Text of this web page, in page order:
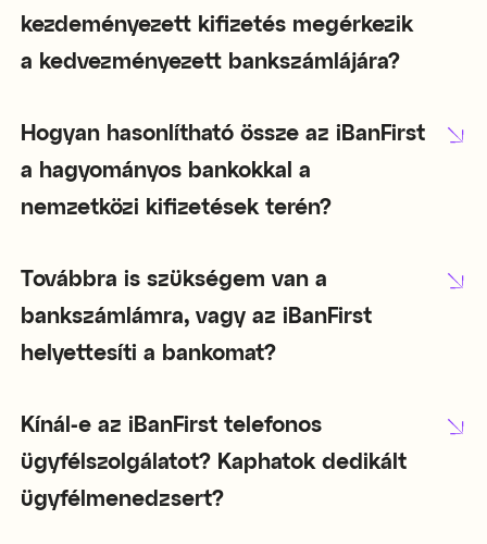
kezdeményezett kifizetés megérkezik
a kedvezményezett bankszámlájára?
Hogyan hasonlítható össze az iBanFirst
a hagyományos bankokkal a
nemzetközi kifizetések terén?
Továbbra is szükségem van a
bankszámlámra, vagy az iBanFirst
helyettesíti a bankomat?
Kínál-e az iBanFirst telefonos
ügyfélszolgálatot? Kaphatok dedikált
ügyfélmenedzsert?